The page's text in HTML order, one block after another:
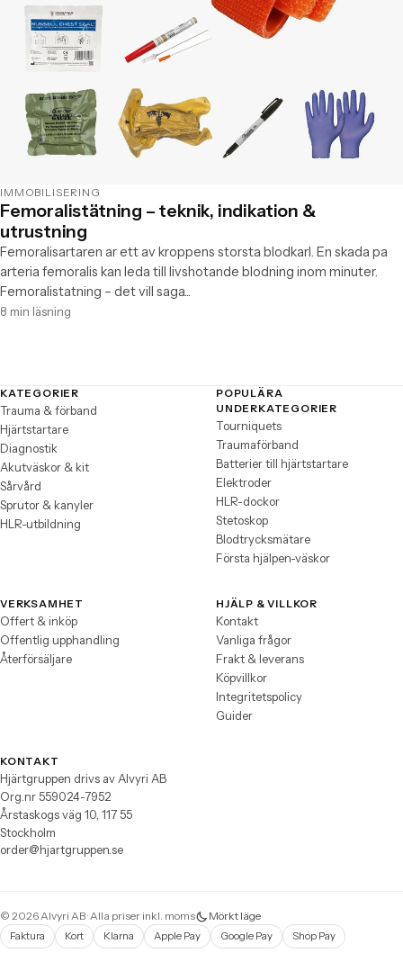
IMMOBILISERING
Femoralistätning – teknik, indikation &
utrustning
Femoralisartaren ar ett av kroppens storsta blodkarl. En skada pa
arteria femoralis kan leda till livshotande blodning inom minuter.
Femoralistatning – det vill saga...
8 min läsning
Sidfot
KATEGORIER
Trauma & förband
Hjärtstartare
Diagnostik
Akutväskor & kit
Sårvård
Sprutor & kanyler
HLR-utbildning
POPULÄRA
UNDERKATEGORIER
Tourniquets
Traumaförband
Batterier till hjärtstartare
Elektroder
HLR-dockor
Stetoskop
Blodtrycksmätare
Första hjälpen-väskor
VERKSAMHET
Offert & inköp
Offentlig upphandling
Återförsäljare
HJÄLP & VILLKOR
Kontakt
Vanliga frågor
Frakt & leverans
Köpvillkor
Integritetspolicy
Guider
KONTAKT
Hjärtgruppen drivs av Alvyri AB
Org.nr 559024-7952
Årstaskogs väg 10, 117 55
Stockholm
order@hjartgruppen.se
© 2026 Alvyri AB · Alla priser inkl. moms Mörkt läge
Faktura Kort Klarna Apple Pay Google Pay Shop Pay